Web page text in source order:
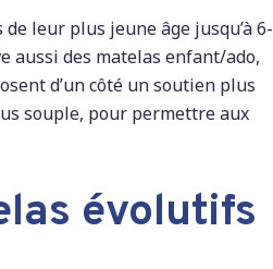
leur plus jeune âge jusqu’à 6-
aussi des matelas enfant/ado,
d’un côté un soutien plus
souple, pour permettre aux
évolutifs